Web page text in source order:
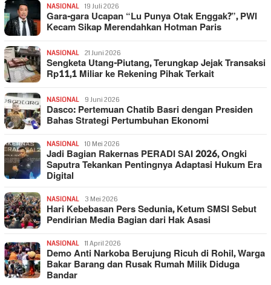
NASIONAL 19 Juli 2026
Gara-gara Ucapan “Lu Punya Otak Enggak?”, PWI
Kecam Sikap Merendahkan Hotman Paris
NASIONAL 21 Juni 2026
Sengketa Utang-Piutang, Terungkap Jejak Transaksi
Rp11,1 Miliar ke Rekening Pihak Terkait
NASIONAL 9 Juni 2026
Dasco: Pertemuan Chatib Basri dengan Presiden
Bahas Strategi Pertumbuhan Ekonomi
NASIONAL 10 Mei 2026
Jadi Bagian Rakernas PERADI SAI 2026, Ongki
Saputra Tekankan Pentingnya Adaptasi Hukum Era
Digital
NASIONAL 3 Mei 2026
Hari Kebebasan Pers Sedunia, Ketum SMSI Sebut
Pendirian Media Bagian dari Hak Asasi
NASIONAL 11 April 2026
Demo Anti Narkoba Berujung Ricuh di Rohil, Warga
Bakar Barang dan Rusak Rumah Milik Diduga
Bandar